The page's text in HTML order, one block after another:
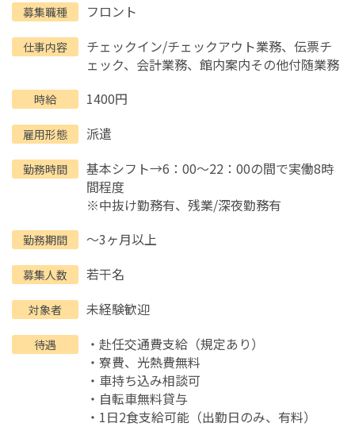
募集職種 フロント
仕事内容
チェックイン/チェックアウト業務、伝票チ
ェック、会計業務、館内案内その他付随業務
時給 1400円
雇用形態 派遣
勤務時間
基本シフト→6：00～22：00の間で実働8時
間程度
※中抜け勤務有、残業/深夜勤務有
勤務期間 ～3ヶ月以上
募集人数 若干名
対象者 未経験歓迎
待遇
・赴任交通費支給（規定あり）
・寮費、光熱費無料
・車持ち込み相談可
・自転車無料貸与
・1日2食支給可能（出勤日のみ、有料）